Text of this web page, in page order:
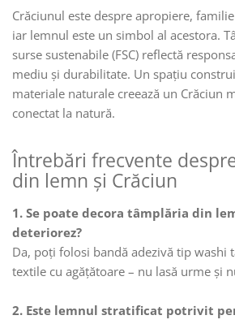
Crăciunul este despre apropiere,
iar lemnul este un simbol al acestora.
surse sustenabile (FSC) reflectă
mediu și durabilitate. Un spațiu
materiale naturale creează un Crăciun
conectat la natură.
Întrebări frecvente
din lemn și Crăciun
1. Se poate decora tâmplăria din
deteriorez?
Da, poți folosi bandă adezivă tip washi
textile cu agățătoare – nu lasă urme și
2. Este lemnul stratificat potrivit